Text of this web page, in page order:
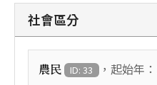
社會區分
農民 ID: 33 ，起始年：